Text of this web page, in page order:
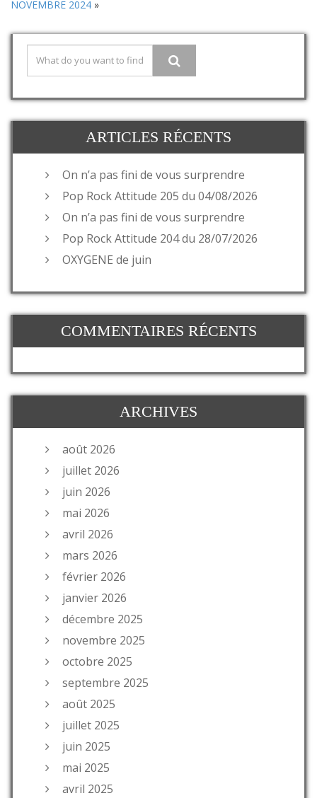
NOVEMBRE 2024 »
ARTICLES RÉCENTS
On n’a pas fini de vous surprendre
Pop Rock Attitude 205 du 04/08/2026
On n’a pas fini de vous surprendre
Pop Rock Attitude 204 du 28/07/2026
OXYGENE de juin
COMMENTAIRES RÉCENTS
ARCHIVES
août 2026
juillet 2026
juin 2026
mai 2026
avril 2026
mars 2026
février 2026
janvier 2026
décembre 2025
novembre 2025
octobre 2025
septembre 2025
août 2025
juillet 2025
juin 2025
mai 2025
avril 2025